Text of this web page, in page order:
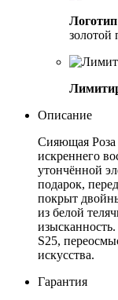
золотой
Описание
Сияющая Роза
искреннего
утончённой
подарок,
покрыт
из белой
S25,
искусства.
Гарантия